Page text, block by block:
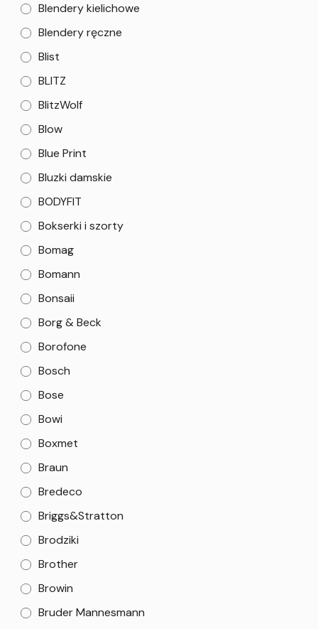
Blendery kielichowe
Blendery ręczne
Blist
BLITZ
BlitzWolf
Blow
Blue Print
Bluzki damskie
BODYFIT
Bokserki i szorty
Bomag
Bomann
Bonsaii
Borg & Beck
Borofone
Bosch
Bose
Bowi
Boxmet
Braun
Bredeco
Briggs&Stratton
Brodziki
Brother
Browin
Bruder Mannesmann